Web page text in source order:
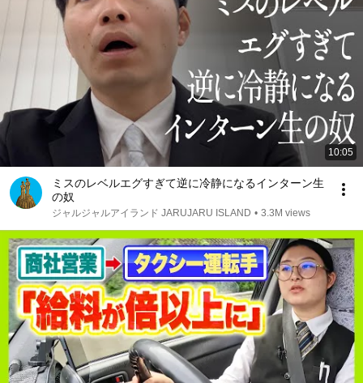
10:05
ミスのレベルエグすぎて逆に冷静になるインターン生
の奴
ジャルジャルアイランド JARUJARU ISLAND • 3.3M views